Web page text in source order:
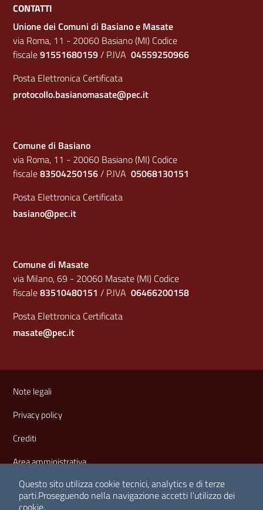
Questo sito utilizza cookie tecnici, analytics e di terze
parti.Proseguendo nella navigazione accetti l’utilizzo dei
cookie.
CONTATTI
Unione dei Comuni di Basiano e Masate
via Roma, 11 - 20060 Basiano (MI) Codice
fiscale91551680159/ P.IVA 04559250966
Posta Elettronica Certificata
protocollo.basianomasate@pec.it
Comune di Basiano
via Roma, 11 - 20060 Basiano (MI) Codice
fiscale83504250156/ P.IVA 05068130151
Posta Elettronica Certificata
basiano@pec.it
Comune di Masate
via Milano, 69 - 20060 Masate (MI) Codice
fiscale83510480151 / P.IVA 06466200158
Posta Elettronica Certificata
masate@pec.it
Sezione Link Utili
Note legali
Privacy policy
Crediti
Area amministrativa